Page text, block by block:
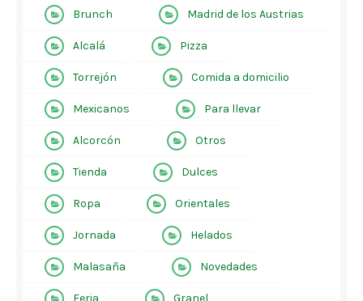
Brunch Madrid de los Austrias
Alcalá Pizza
Torrejón Comida a domicilio
Mexicanos Para llevar
Alcorcón Otros
Tienda Dulces
Ropa Orientales
Jornada Helados
Malasaña Novedades
Feria Granel